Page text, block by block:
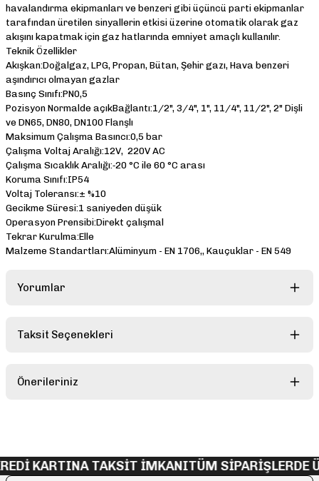
havalandırma ekipmanları ve benzeri gibi üçüncü parti ekipmanlar
tarafından üretilen sinyallerin etkisi üzerine otomatik olarak gaz
akışını kapatmak için gaz hatlarında emniyet amaçlı kullanılır.
Teknik Özellikler
Akışkan:Doğalgaz, LPG, Propan, Bütan, Şehir gazı, Hava benzeri
aşındırıcı olmayan gazlar
Basınç Sınıfı:PN0,5
Pozisyon Normalde açıkBağlantı:1/2", 3/4", 1", 11/4", 11/2", 2" Dişli
ve DN65, DN80, DN100 Flanşlı
Maksimum Çalışma Basıncı:0,5 bar
Çalışma Voltaj Aralığı:12V, 220V AC
Çalışma Sıcaklık Aralığı:‐20 °C ile 60 °C arası
Koruma Sınıfı:IP54
Voltaj Toleransı:± %10
Gecikme Süresi:1 saniyeden düşük
Operasyon Prensibi:Direkt çalışmal
Tekrar Kurulma:Elle
Malzeme Standartları:Alüminyum - EN 1706,, Kauçuklar - EN 549
Yorumlar
Taksit Seçenekleri
Önerileriniz
Görüş ve önerileriniz için teşekkür ederiz.
KARTINA TAKSİT İMKANITÜM SİPARİŞLERDE